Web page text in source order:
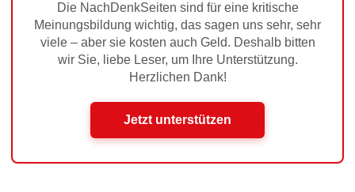
Die NachDenkSeiten sind für eine kritische
Meinungsbildung wichtig, das sagen uns sehr, sehr
viele – aber sie kosten auch Geld. Deshalb bitten
wir Sie, liebe Leser, um Ihre Unterstützung.
Herzlichen Dank!
Jetzt unterstützen